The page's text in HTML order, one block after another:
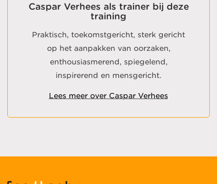
Caspar Verhees als trainer bij deze
training
Praktisch, toekomstgericht, sterk gericht
op het aanpakken van oorzaken,
enthousiasmerend, spiegelend,
inspirerend en mensgericht.
Lees meer over Caspar Verhees